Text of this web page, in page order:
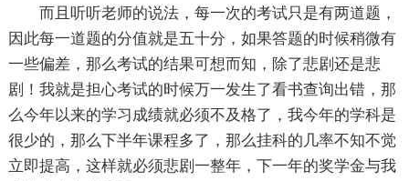
而且听听老师的说法，每一次的考试只是有两道题，
因此每一道题的分值就是五十分，如果答题的时候稍微有
一些偏差，那么考试的结果可想而知，除了悲剧还是悲
剧！我就是担心考试的时候万一发生了看书查询出错，那
么今年以来的学习成绩就必须不及格了，我今年的学科是
很少的，那么下半年课程多了，那么挂科的几率不知不觉
立即提高，这样就必须悲剧一整年，下一年的奖学金与我